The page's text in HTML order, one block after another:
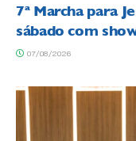
7ª Marcha para
sábado com
07/08/2026